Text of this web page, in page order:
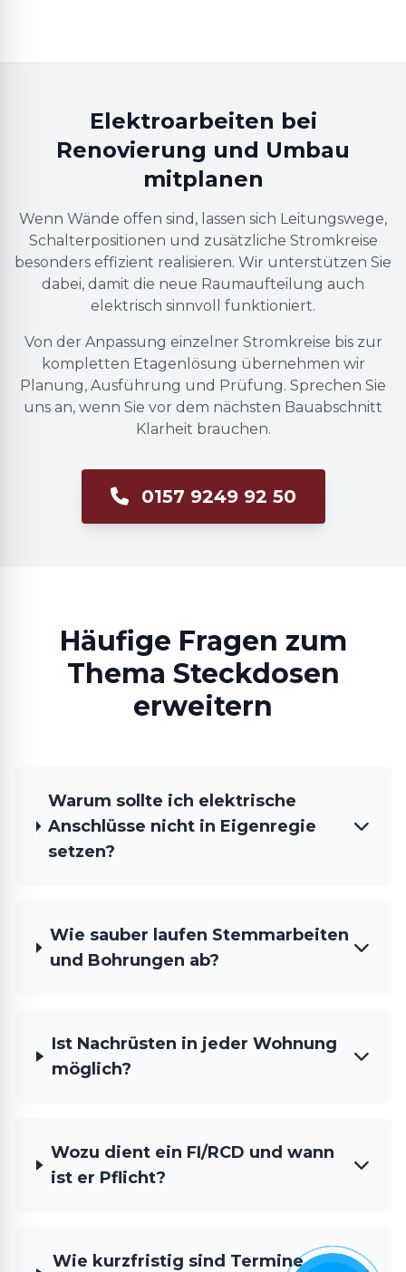
Elektroarbeiten bei
Renovierung und Umbau
mitplanen
Wenn Wände offen sind, lassen sich Leitungswege,
Schalterpositionen und zusätzliche Stromkreise
besonders effizient realisieren. Wir unterstützen Sie
dabei, damit die neue Raumaufteilung auch
elektrisch sinnvoll funktioniert.
Von der Anpassung einzelner Stromkreise bis zur
kompletten Etagenlösung übernehmen wir
Planung, Ausführung und Prüfung. Sprechen Sie
uns an, wenn Sie vor dem nächsten Bauabschnitt
Klarheit brauchen.
0157 9249 92 50
Häufige Fragen zum
Thema Steckdosen
erweitern
Warum sollte ich elektrische
Anschlüsse nicht in Eigenregie
setzen?
Wie sauber laufen Stemmarbeiten
und Bohrungen ab?
Ist Nachrüsten in jeder Wohnung
möglich?
Wozu dient ein FI/RCD und wann
ist er Pflicht?
Wie kurzfristig sind Termine